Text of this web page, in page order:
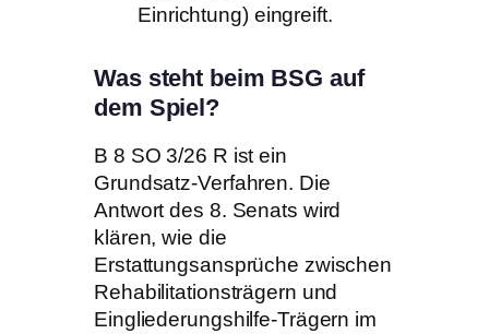
Einrichtung) eingreift.
Was steht beim BSG auf
dem Spiel?
B 8 SO 3/26 R ist ein
Grundsatz-Verfahren. Die
Antwort des 8. Senats wird
klären, wie die
Erstattungsansprüche zwischen
Rehabilitationsträgern und
Eingliederungshilfe-Trägern im